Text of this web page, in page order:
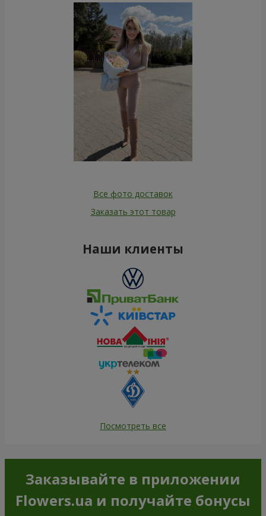
Все фото доставок
Заказать этот товар
Наши клиенты
Посмотреть все
Заказывайте в приложении
Flowers.ua и получайте бонусы